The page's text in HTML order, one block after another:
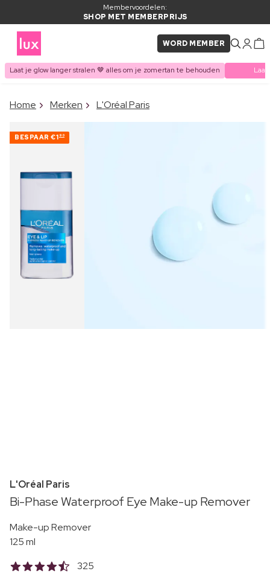
Membervoordelen:
SHOP MET MEMBERPRIJS
WORD MEMBER
Laat je glow langer stralen 🤎 alles om je zomertan te behouden
ITEM TOEGEVOEGD AAN
WINKELMAND
Home Merken L'Oréal Paris
BESPAAR €1 90
L'Oréal Paris
Bi-Phase Waterproof Eye Make-up Remover
Make-up Remover
125 ml
325